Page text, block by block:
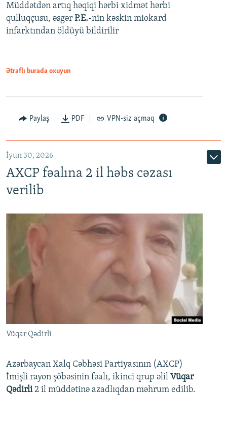
Müddətdən artıq həqiqi hərbi xidmət hərbi
qulluqçusu, əsgər P.E.-nin kəskin miokard
infarktından öldüyü bildirilir
Ətraflı burada oxuyun
Paylaş PDF VPN-siz açmaq
İyun 30, 2026
AXCP fəalına 2 il həbs cəzası
verilib
Vüqar Qədirli
Azərbaycan Xalq Cəbhəsi Partiyasının (AXCP)
İmişli rayon şöbəsinin fəalı, ikinci qrup əlil Vüqar
Qədirli2 il müddətinə azadlıqdan məhrum edilib.